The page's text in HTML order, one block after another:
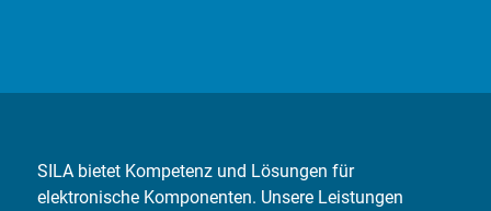
SILA bietet Kompetenz und Lösungen für
elektronische Komponenten. Unsere Leistungen